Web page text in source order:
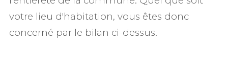
votre lieu d'habitation, vous êtes donc
concerné par le bilan ci-dessus.